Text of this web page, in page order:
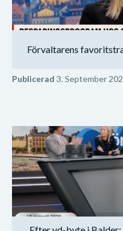
Förvaltarens
Publicerad 3. September